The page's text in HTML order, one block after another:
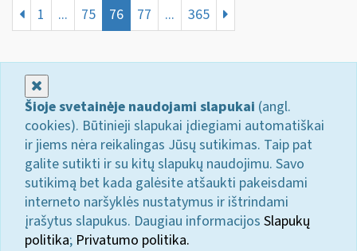
1 ... 75 76 77 ... 365
Šioje svetainėje naudojami slapukai (angl.
cookies). Būtinieji slapukai įdiegiami automatiškai
ir jiems nėra reikalingas Jūsų sutikimas. Taip pat
galite sutikti ir su kitų slapukų naudojimu. Savo
sutikimą bet kada galėsite atšaukti pakeisdami
interneto naršyklės nustatymus ir ištrindami
įrašytus slapukus. Daugiau informacijos Slapukų
politika; Privatumo politika.